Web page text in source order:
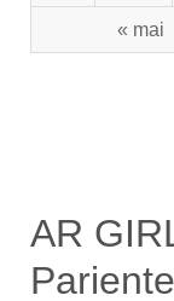
« mai
AR
Pariente